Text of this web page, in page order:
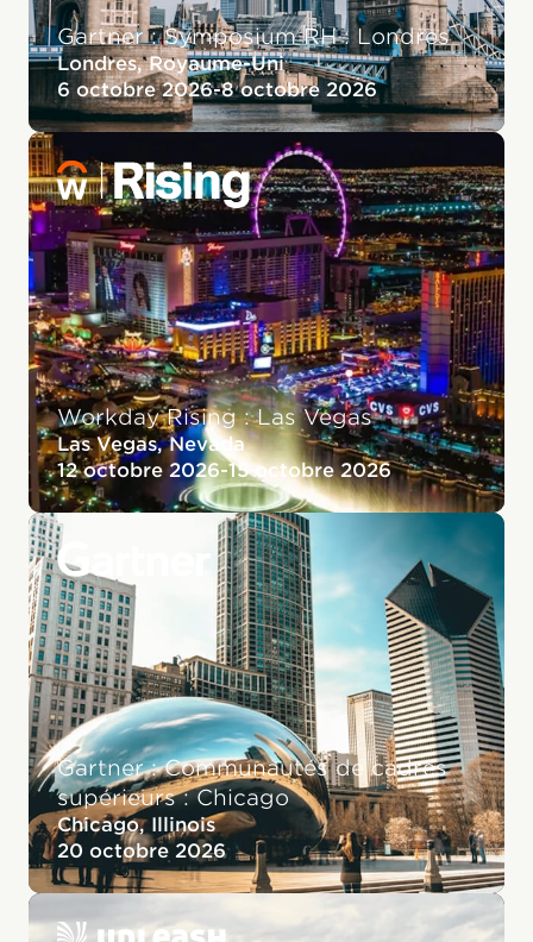
Gartner : Symposium RH : Londres
Londres, Royaume-Uni
6 octobre 2026-8 octobre 2026
Workday Rising : Las Vegas
Las Vegas, Nevada
12 octobre 2026-15 octobre 2026
Gartner : Communautés de cadres
supérieurs : Chicago
Chicago, Illinois
20 octobre 2026